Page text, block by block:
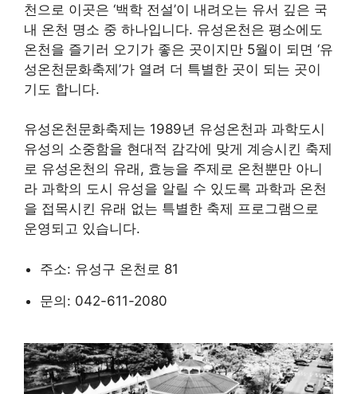
천으로 이곳은 ‘백학 전설’이 내려오는 유서 깊은 국
내 온천 명소 중 하나입니다. 유성온천은 평소에도
온천을 즐기러 오기가 좋은 곳이지만 5월이 되면 ‘유
성온천문화축제’가 열려 더 특별한 곳이 되는 곳이
기도 합니다.
유성온천문화축제는 1989년 유성온천과 과학도시
유성의 소중함을 현대적 감각에 맞게 계승시킨 축제
로 유성온천의 유래, 효능을 주제로 온천뿐만 아니
라 과학의 도시 유성을 알릴 수 있도록 과학과 온천
을 접목시킨 유래 없는 특별한 축제 프로그램으로
운영되고 있습니다.
주소: 유성구 온천로 81
문의: 042-611-2080